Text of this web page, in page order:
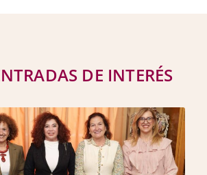
DE INTERÉS